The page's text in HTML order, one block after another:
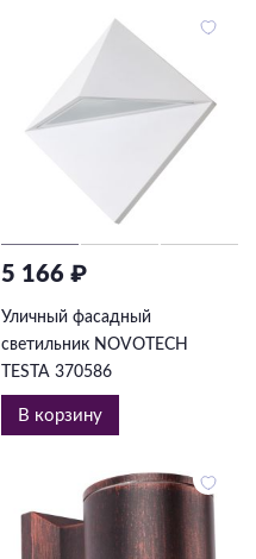
5 166 ₽
Уличный фасадный
светильник NOVOTECH
TESTA 370586
В корзину